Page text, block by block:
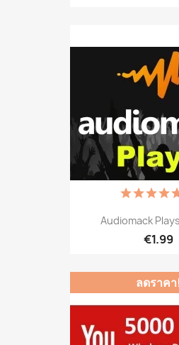
Audiomack
€1.99
ลดราคา!